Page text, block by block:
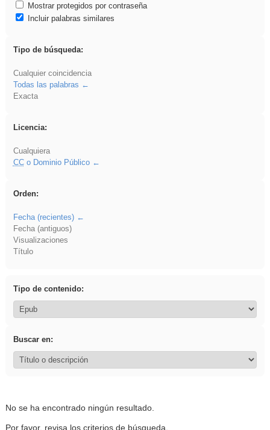
Mostrar protegidos por contraseña
Incluir palabras similares
Tipo de búsqueda:
Cualquier coincidencia
Todas las palabras
Exacta
Licencia:
Cualquiera
CCo Dominio Público
Orden:
Fecha (recientes)
Fecha (antiguos)
Visualizaciones
Título
Tipo de contenido:
Buscar en:
No se ha encontrado ningún resultado.
Por favor, revisa los criterios de búsqueda.